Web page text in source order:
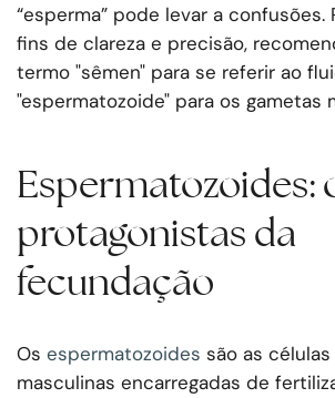
“esperma” pode levar a confusões.
fins de clareza e precisão,
termo "sêmen" para se referir ao
"espermatozoide" para os gametas
Espermatozoides:
protagonistas da
fecundação
Os espermatozoides são as
masculinas encarregadas de